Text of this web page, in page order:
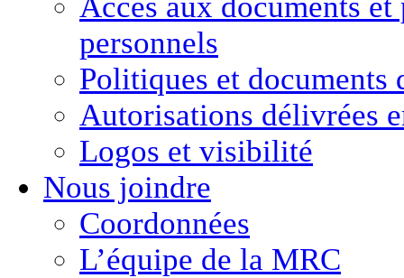
personnels
Politiques et documents
Autorisations délivrées
Logos et visibilité
Nous joindre
Coordonnées
L’équipe de la MRC